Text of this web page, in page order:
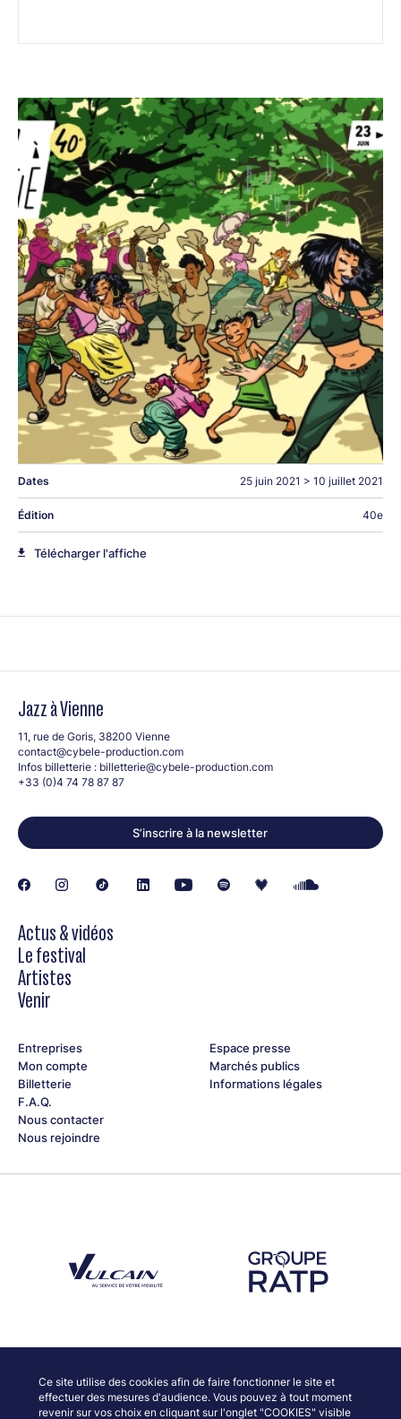
Ce site utilise des cookies afin de faire fonctionner le site et
effectuer des mesures d'audience. Vous pouvez à tout moment
revenir sur vos choix en cliquant sur l'onglet "COOKIES" visible
Dates 25 juin 2021 > 10 juillet 2021
Édition 40e
Télécharger l'affiche
Jazz à Vienne
11, rue de Goris, 38200 Vienne
contact@cybele-production.com
Infos billetterie : billetterie@cybele-production.com
+33 (0)4 74 78 87 87
S’inscrire à la newsletter
Actus & vidéos
Le festival
Artistes
Venir
Entreprises
Mon compte
Billetterie
F.A.Q.
Nous contacter
Nous rejoindre
Espace presse
Marchés publics
Informations légales